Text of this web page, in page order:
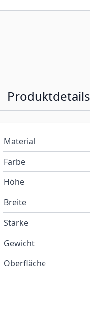
Produktdetails
Material
Farbe
Höhe
Breite
Stärke
Gewicht
Oberfläche